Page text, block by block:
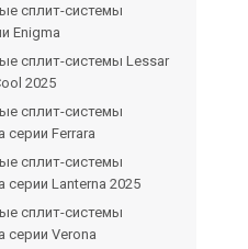
сплит-системы
Enigma
сплит-системы Lessar
2025
сплит-системы
серии Ferrara
сплит-системы
серии Lanterna 2025
сплит-системы
серии Verona